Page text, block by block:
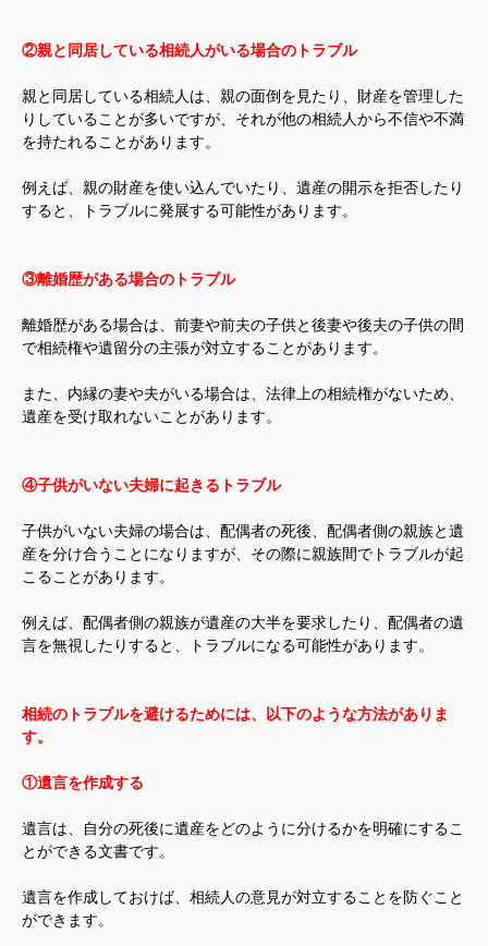
②親と同居している相続人がいる場合のトラブル
親と同居している相続人は、親の面倒を見たり、財産を管理した
りしていることが多いですが、それが他の相続人から不信や不満
を持たれることがあります。
例えば、親の財産を使い込んでいたり、遺産の開示を拒否したり
すると、トラブルに発展する可能性があります。
③離婚歴がある場合のトラブル
離婚歴がある場合は、前妻や前夫の子供と後妻や後夫の子供の間
で相続権や遺留分の主張が対立することがあります。
また、内縁の妻や夫がいる場合は、法律上の相続権がないため、
遺産を受け取れないことがあります。
④子供がいない夫婦に起きるトラブル
子供がいない夫婦の場合は、配偶者の死後、配偶者側の親族と遺
産を分け合うことになりますが、その際に親族間でトラブルが起
こることがあります。
例えば、配偶者側の親族が遺産の大半を要求したり、配偶者の遺
言を無視したりすると、トラブルになる可能性があります。
相続のトラブルを避けるためには、以下のような方法がありま
す。
①遺言を作成する
遺言は、自分の死後に遺産をどのように分けるかを明確にするこ
とができる文書です。
遺言を作成しておけば、相続人の意見が対立することを防ぐこと
ができます。